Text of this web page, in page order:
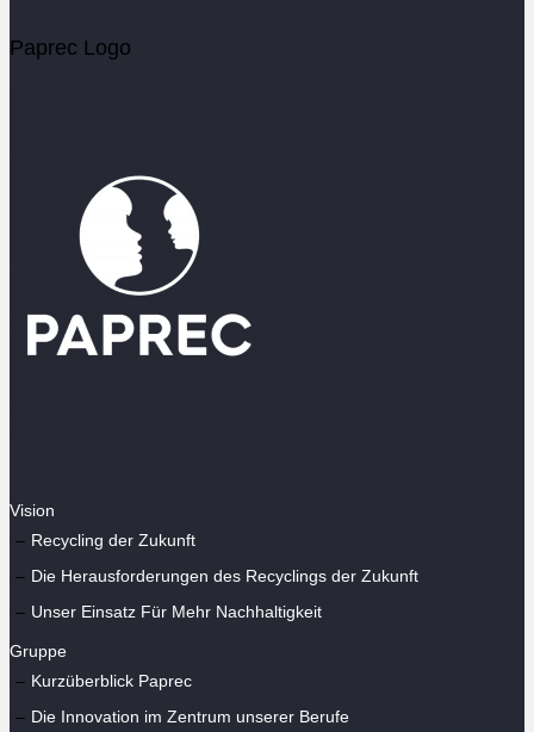
Paprec Logo
Vision
Recycling der Zukunft
Die Herausforderungen des Recyclings der Zukunft
Unser Einsatz Für Mehr Nachhaltigkeit
Gruppe
Kurzüberblick Paprec
Die Innovation im Zentrum unserer Berufe